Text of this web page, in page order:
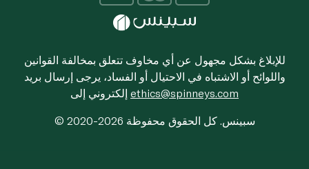
للإبلاغ بشكل مجهول عن أي مخاوف تتعلق بمخالفة القوانين
واللوائح أو الاشتباه في الاحتيال أو الفساد، يرجى إرسال بريد
ethics@spinneys.com
© 2020-2026 سبينس. كل الحقوق محفوظة